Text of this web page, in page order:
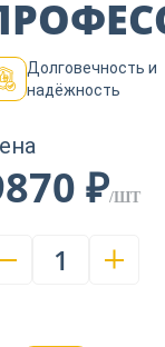
Долговечность и
надёжность
₽/ШТ
1